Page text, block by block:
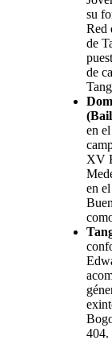
su
Red
de
de
en
XV
en
404.